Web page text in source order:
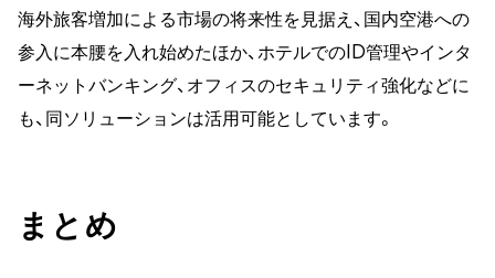
海外旅客増加による市場の将来性を見据え、国内空港への
参入に本腰を入れ始めたほか、ホテルでのID管理やインタ
ーネットバンキング、オフィスのセキュリティ強化などに
も、同ソリューションは活用可能としています。
まとめ